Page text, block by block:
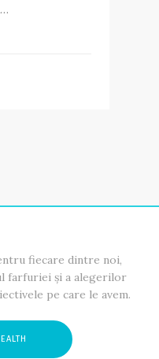
fiecare dintre noi,
farfuriei și a alegerilor
pe care le avem.